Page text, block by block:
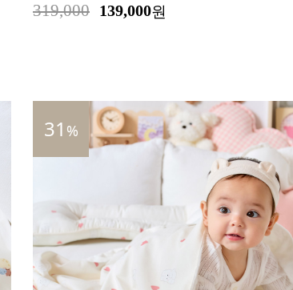
319,000 139,000원
31 %